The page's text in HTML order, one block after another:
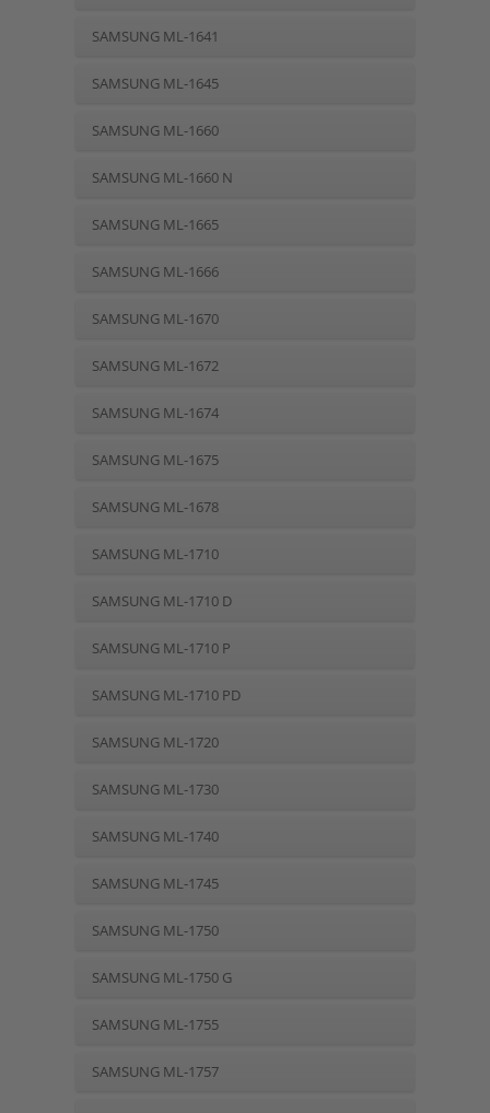
SAMSUNG ML-1641
SAMSUNG ML-1645
SAMSUNG ML-1660
SAMSUNG ML-1660 N
SAMSUNG ML-1665
SAMSUNG ML-1666
SAMSUNG ML-1670
SAMSUNG ML-1672
SAMSUNG ML-1674
SAMSUNG ML-1675
SAMSUNG ML-1678
SAMSUNG ML-1710
SAMSUNG ML-1710 D
SAMSUNG ML-1710 P
SAMSUNG ML-1710 PD
SAMSUNG ML-1720
SAMSUNG ML-1730
SAMSUNG ML-1740
SAMSUNG ML-1745
SAMSUNG ML-1750
SAMSUNG ML-1750 G
SAMSUNG ML-1755
SAMSUNG ML-1757